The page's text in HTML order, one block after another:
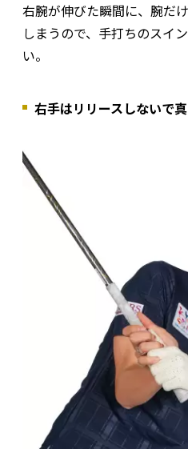
右腕が伸びた瞬間に、腕だ
しまうので、手打ちのスイ
い。
右手はリリースしないで